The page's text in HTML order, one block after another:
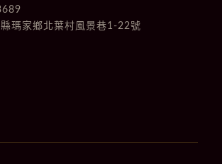
瑪家鄉北葉村風景巷1-22號